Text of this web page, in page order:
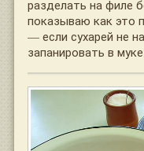
разделать на филе
показываю как это
— если сухарей не
запанировать в